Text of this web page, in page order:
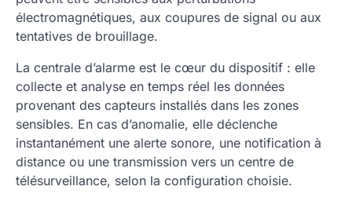
électromagnétiques, aux coupures de signal ou aux
tentatives de brouillage.
La centrale d’alarme est le cœur du dispositif : elle
collecte et analyse en temps réel les données
provenant des capteurs installés dans les zones
sensibles. En cas d’anomalie, elle déclenche
instantanément une alerte sonore, une notification à
distance ou une transmission vers un centre de
télésurveillance, selon la configuration choisie.